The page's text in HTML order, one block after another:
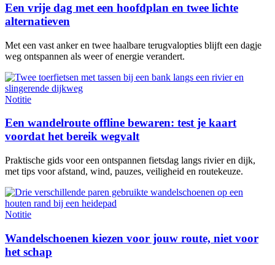
Een vrije dag met een hoofdplan en twee lichte
alternatieven
Met een vast anker en twee haalbare terugvalopties blijft een dagje
weg ontspannen als weer of energie verandert.
Notitie
Een wandelroute offline bewaren: test je kaart
voordat het bereik wegvalt
Praktische gids voor een ontspannen fietsdag langs rivier en dijk,
met tips voor afstand, wind, pauzes, veiligheid en routekeuze.
Notitie
Wandelschoenen kiezen voor jouw route, niet voor
het schap